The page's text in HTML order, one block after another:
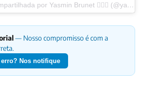
Uma publicação compartilhada por Yasmin Brunet 🧜🏻‍♀️ (@yasminbrunet)
— Nosso compromisso é com a
Nos notifique